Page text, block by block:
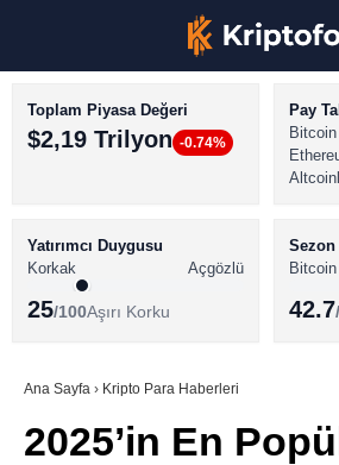
BİTCOİN HABERLERİ
ALTCOİN HABERLERİ
SÖZLÜK
Toplam Piyasa Değeri
$2,19 Trilyon -0.74%
Pay
Bitcoin
Yatırımcı Duygusu
Korkak
Açgözlü
25/100Aşırı Korku
Bitcoin
42.7
Ana Sayfa › Kripto Para Haberleri
2025’in En